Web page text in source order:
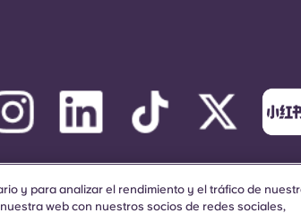
y para analizar el rendimiento y el tráfico de
web con nuestros socios de redes sociales,